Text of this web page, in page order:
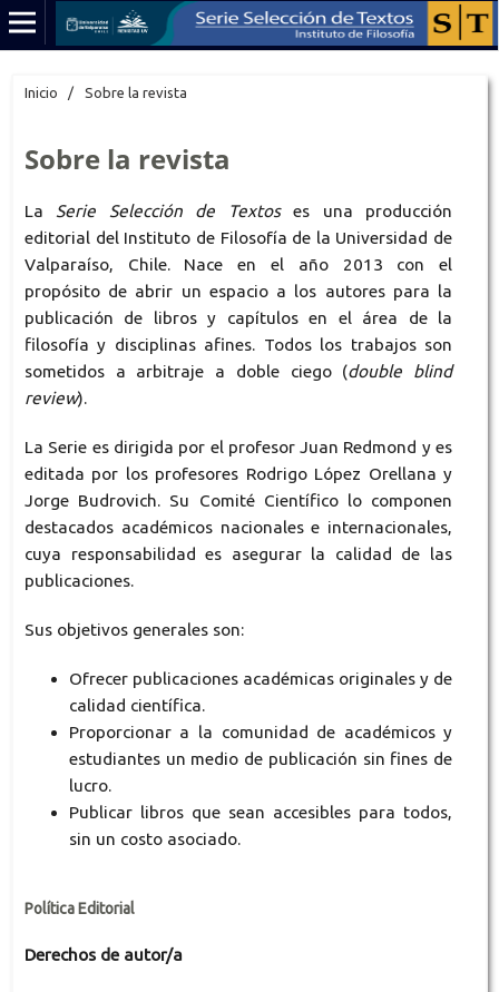
Inicio / Sobre la revista
Sobre la revista
La Serie Selección de Textoses una producción
editorial del Instituto de Filosofía de la Universidad de
Valparaíso, Chile. Nace en el año 2013 con el
propósito de abrir un espacio a los autores para la
publicación de libros y capítulos en el área de la
filosofía y disciplinas afines. Todos los trabajos son
sometidos a arbitraje a doble ciego (double blind
review).
La Serie es dirigida por el profesor Juan Redmond y es
editada por los profesores Rodrigo López Orellana y
Jorge Budrovich. Su Comité Científico lo componen
destacados académicos nacionales e internacionales,
cuya responsabilidad es asegurar la calidad de las
publicaciones.
Sus objetivos generales son:
Ofrecer publicaciones académicas originales y de
calidad científica.
Proporcionar a la comunidad de académicos y
estudiantes un medio de publicación sin fines de
lucro.
Publicar libros que sean accesibles para todos,
sin un costo asociado.
Política Editorial
Derechos de autor/a